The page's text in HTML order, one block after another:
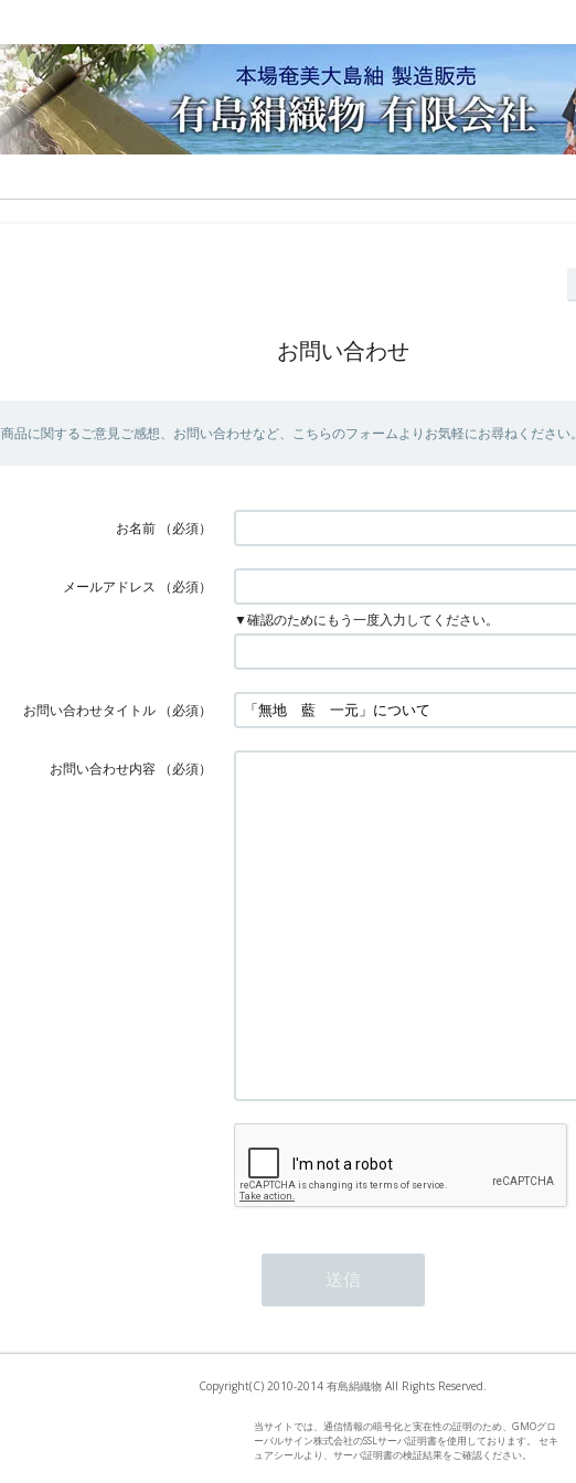
お問い合わせ
商品に関するご意見ご感想、お問い合わせなど、こちらのフォームよりお気軽にお尋ねください。
お名前 （必須）
メールアドレス
（必須）
▼確認のためにもう一度入力してください。
お問い合わせタイトル （必須）
お問い合わせ内容 （必須）
Copyright(C) 2010-2014 有島絹織物 All Rights Reserved.
当サイトでは、通信情報の暗号化と実在性の証明のため、GMOグロ
ーバルサイン株式会社のSSLサーバ証明書を使用しております。 セキ
ュアシールより、サーバ証明書の検証結果をご確認ください。